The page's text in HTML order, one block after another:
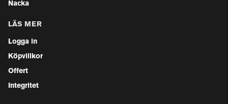
Nacka
LÄS MER
Logga in
Köpvillkor
Offert
Integritet